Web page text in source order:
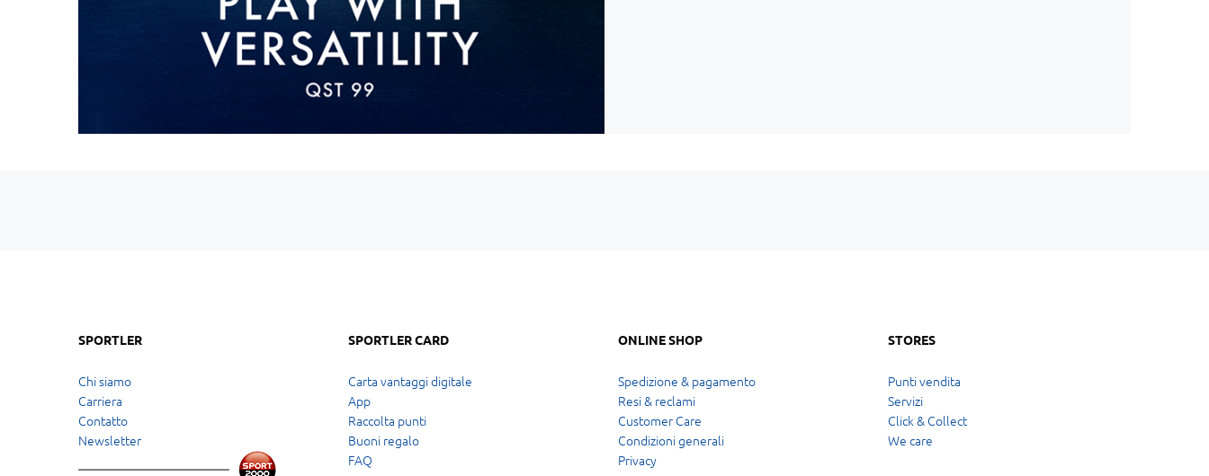
SPORTLER
Chi siamo
Carriera
Contatto
Newsletter
SPORTLER CARD
Carta vantaggi digitale
App
Raccolta punti
Buoni regalo
FAQ
ONLINE SHOP
Spedizione & pagamento
Resi & reclami
Customer Care
Condizioni generali
Privacy
STORES
Punti vendita
Servizi
Click & Collect
We care